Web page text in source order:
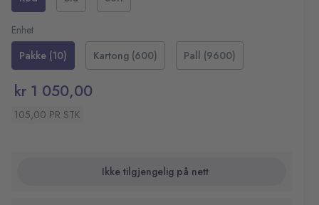
Den har en middels tykk kulespiss som lager 1,5–3 mm
brede streker som egner seg når man skal skrive fet og
markant tekst. Merkepennen bruker blekk som ikke smitter
av, noe som gjør at du kan skrive med tydelige og
plettfrie linjer.
Middels tykk kulespiss
Farge: Rød
Enhet
Pakke (10)
Kartong (600) Pall (9600)
kr 1 050,00
105,00 PR STK
Ikke tilgjengelig på nett